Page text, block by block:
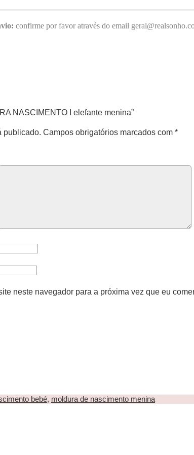
confirme por favor através do email
NASCIMENTO I elefante menina”
publicado. Campos obrigatórios marcados com *
neste navegador para a próxima vez que eu
bebé, moldura de nascimento menina